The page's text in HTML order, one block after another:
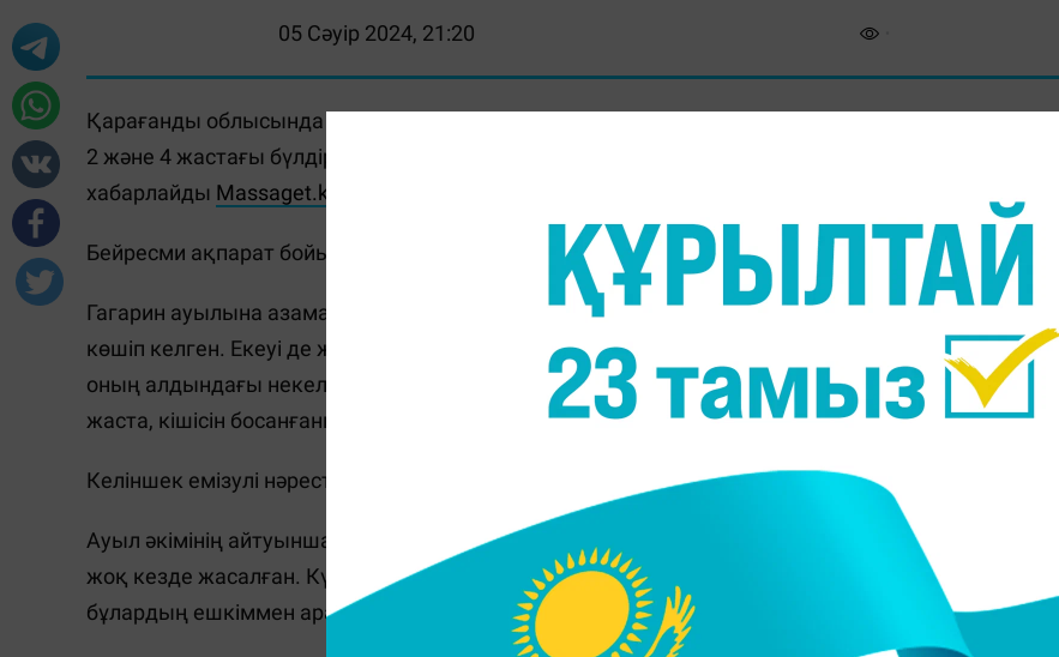
05 Сәуір 2024, 21:20
Қарағанды облысында келіншек өз бүлдіршіндерін буындырып өлтірген Қарағанды облысында
2 және 4 жастағы бүлдіршіндерді өлтірді деген күдікпен туған шешесі қамауға алынды, - деп
хабарлайды Massaget.kz
Бейресми ақпарат бойынша 20 жастағы келіншек бауыр ете балаларын буындырып өлтірген.
Гагарин ауылына азаматтық некедегі ерлі-зайыптылар өткен жылы күзде Теміртау қаласынан
көшіп келген. Екеуі де жұмыссыз. Бірақ жағдайы нашар ретінде тіркеуге алынбапты. Келіншек
оның алдындағы некелерінен үш бала туған. 16 жасында тапқан тұңғышы төртте, ортаншысы 2
жаста, кішісін босанғанына жыл толмапты.
Келіншек емізулі нәрестесіне ғана тиіспепті. Қазір ол балалар үйінде.
Ауыл әкімінің айтуынша, полицияны кеше кешкілік оның күйеуі шақырыпты. Қылмыс ол үйде
жоқ кезде жасалған. Күдікті 2019 жылға дейін психдиспансер тізімінде тұрған екен. Көршілері
бұлардың ешкіммен араласпайтын, жиі жанжалдасатынын айтады.